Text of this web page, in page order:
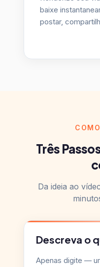
postar,
Apenas digite —
um curta animado,